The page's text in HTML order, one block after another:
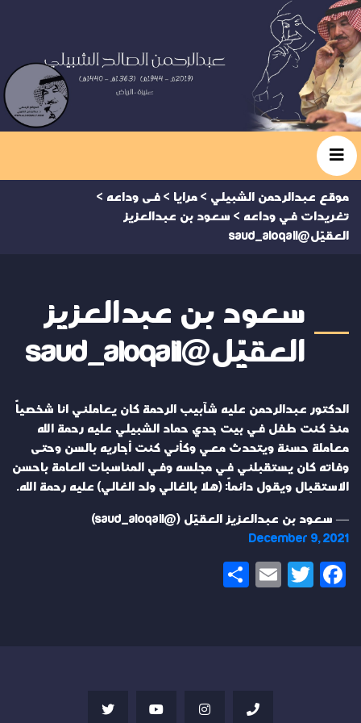
موقع عبدالرحمن الشبيلي > مرايا > فى وداعه >
تغريدات في وداعه > سعود بن عبدالعزيز
العقيّل@saud_aloqail
سعود بن عبدالعزيز
العقيّل@saud_aloqail
الدكتور عبدالرحمن عليه شآبيب الرحمة كان يعاملني انا شخصياً
منذ كنت طفل في بيت جدي حماد الشبيلي عليه رحمة الله
معاملة حسنة ويتحدث معي وكأني كنت أجاريه بالسن وحتى
وفاته كان يستقبلني في مجلسه وفي المناسبات العامة باحسن
الاستقبال ويقول دائماً: (هلا بالغالي ولد الغالي) عليه رحمة الله.
— سعود بن عبدالعزيز العقيّل (@saud_aloqail)
December 9, 2021
Facebook
Twitter
Email